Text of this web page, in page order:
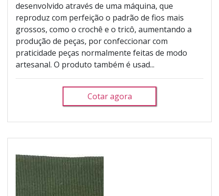
desenvolvido através de uma máquina, que
reproduz com perfeição o padrão de fios mais
grossos, como o crochê e o tricô, aumentando a
produção de peças, por confeccionar com
praticidade peças normalmente feitas de modo
artesanal. O produto também é usad...
Cotar agora